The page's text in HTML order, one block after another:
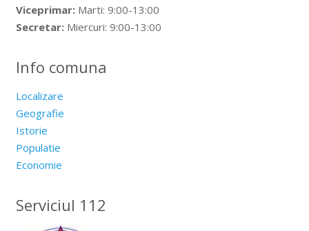
Viceprimar:Marti: 9:00-13:00
Secretar:Miercuri: 9:00-13:00
Info comuna
Localizare
Geografie
Istorie
Populatie
Economie
Serviciul 112